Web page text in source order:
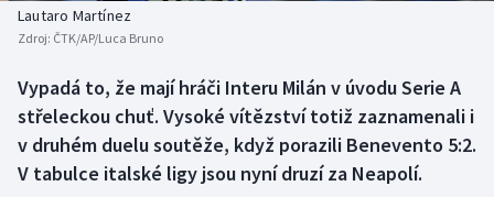
Biatlon
Box
Curling
Aplikace ČT sport
Lautaro Martínez
Zdroj: ČTK/AP/Luca Bruno
Vypadá to, že mají hráči Interu Milán v úvodu Serie A
střeleckou chuť. Vysoké vítězství totiž zaznamenali i
v druhém duelu soutěže, když porazili Benevento 5:2.
V tabulce italské ligy jsou nyní druzí za Neapolí.